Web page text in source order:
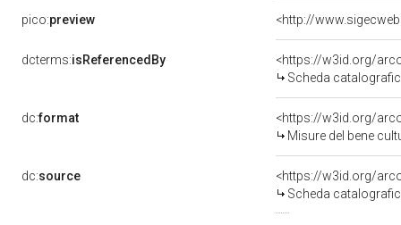
pico:preview
dcterms:isReferencedBy
<https://w3id.org/
Scheda
dc:format
<https://w3id.org/
Misure del bene
dc:source
<https://w3id.org/
Scheda